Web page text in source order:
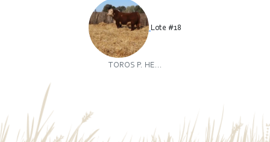
Lote #18
TOROS P. HE...